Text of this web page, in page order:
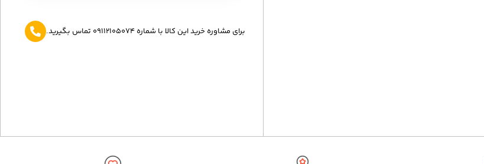
برای مشاوره خرید این کالا با شماره 09112105074 تماس بگیرید.